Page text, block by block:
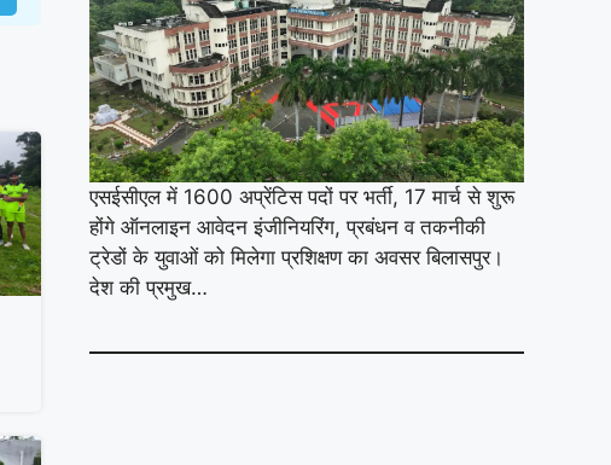
एसईसीएल में 1600 अप्रेंटिस पदों पर भर्ती, 17 मार्च से शुरू
होंगे ऑनलाइन आवेदन इंजीनियरिंग, प्रबंधन व तकनीकी
ट्रेडों के युवाओं को मिलेगा प्रशिक्षण का अवसर बिलासपुर।
देश की प्रमुख…